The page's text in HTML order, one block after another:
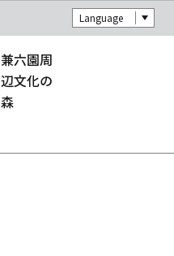
Language
兼六園周
辺文化の
森